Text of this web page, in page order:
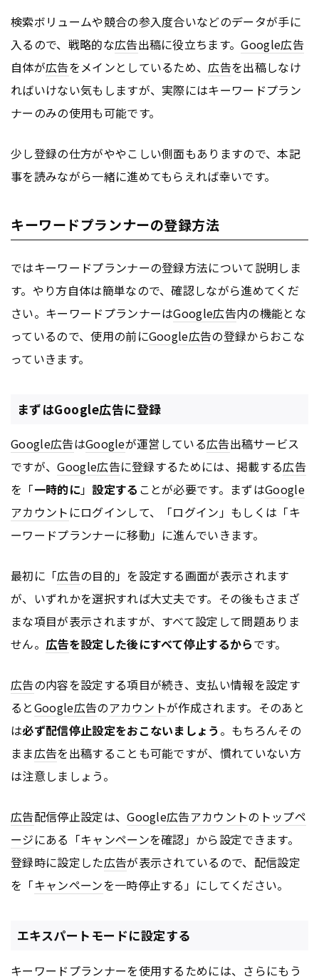
検索ボリュームや競合の参入度合いなどのデータが手に
入るので、戦略的な広告出稿に役立ちます。Google広告
自体が広告をメインとしているため、広告を出稿しなけ
ればいけない気もしますが、実際にはキーワードプラン
ナーのみの使用も可能です。
少し登録の仕方がややこしい側面もありますので、本記
事を読みながら一緒に進めてもらえれば幸いです。
キーワードプランナーの登録方法
ではキーワードプランナーの登録方法について説明しま
す。やり方自体は簡単なので、確認しながら進めてくだ
さい。キーワードプランナーはGoogle広告内の機能とな
っているので、使用の前にGoogle広告の登録からおこな
っていきます。
まずはGoogle広告に登録
Google広告はGoogleが運営している広告出稿サービス
ですが、Google広告に登録するためには、掲載する広告
を「一時的に」設定する ことが必要です。まずはGoogle
アカウント にログインして、「ログイン」もしくは「キ
ーワードプランナーに移動」に進んでいきます。
最初に「広告の目的」を設定する画面が表示されます
が、いずれかを選択すれば大丈夫です。その後もさまざ
まな項目が表示されますが、すべて設定して問題ありま
せん。 広告を設定した後にすべて停止するからです。
広告の内容を設定する項目が続き、支払い情報を設定す
るとGoogle広告のアカウントが作成されます。そのあと
は必ず配信停止設定をおこないましょう。もちろんその
まま広告を出稿することも可能ですが、慣れていない方
は注意しましょう。
広告配信停止設定は、Google広告アカウントの トップペ
ージにある「キャンペーンを確認」から設定できます。
登録時に設定した広告が表示されているので、配信設定
を「キャンペーンを一時停止する」にしてください。
エキスパートモードに設定する
キーワードプランナーを使用するためには、さらにもう